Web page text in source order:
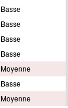
Basse
Basse
Basse
Basse
Moyenne
Basse
Moyenne